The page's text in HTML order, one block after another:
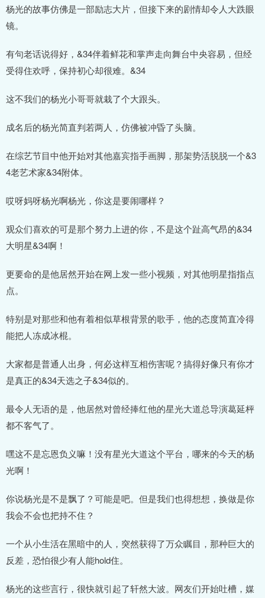
杨光的故事仿佛是一部励志大片，但接下来的剧情却令人大跌眼
镜。
有句老话说得好，&34伴着鲜花和掌声走向舞台中央容易，但经
受得住欢呼，保持初心却很难。&34
这不我们的杨光小哥哥就栽了个大跟头。
成名后的杨光简直判若两人，仿佛被冲昏了头脑。
在综艺节目中他开始对其他嘉宾指手画脚，那架势活脱脱一个&3
4老艺术家&34附体。
哎呀妈呀杨光啊杨光，你这是要闹哪样？
观众们喜欢的可是那个努力上进的你，不是这个趾高气昂的&34
大明星&34啊！
更要命的是他居然开始在网上发一些小视频，对其他明星指指点
点。
特别是对那些和他有着相似草根背景的歌手，他的态度简直冷得
能把人冻成冰棍。
大家都是普通人出身，何必这样互相伤害呢？搞得好像只有你才
是真正的&34天选之子&34似的。
最令人无语的是，他居然对曾经捧红他的星光大道总导演葛延枰
都不客气了。
嘿这不是忘恩负义嘛！没有星光大道这个平台，哪来的今天的杨
光啊！
你说杨光是不是飘了？可能是吧。但是我们也得想想，换做是你
我会不会也把持不住？
一个从小生活在黑暗中的人，突然获得了万众瞩目，那种巨大的
反差，恐怕很少有人能hold住。
杨光的这些言行，很快就引起了轩然大波。网友们开始吐槽，媒